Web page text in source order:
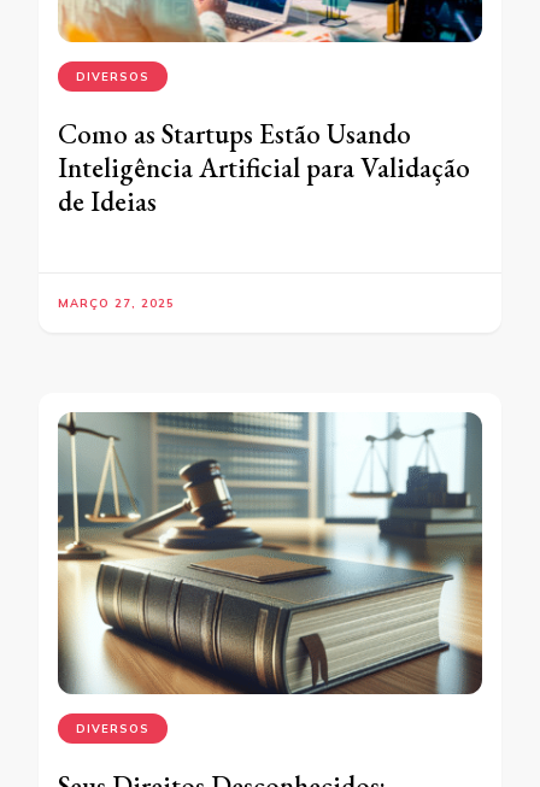
DIVERSOS
Como as Startups Estão Usando
Inteligência Artificial para Validação
de Ideias
MARÇO 27, 2025
DIVERSOS